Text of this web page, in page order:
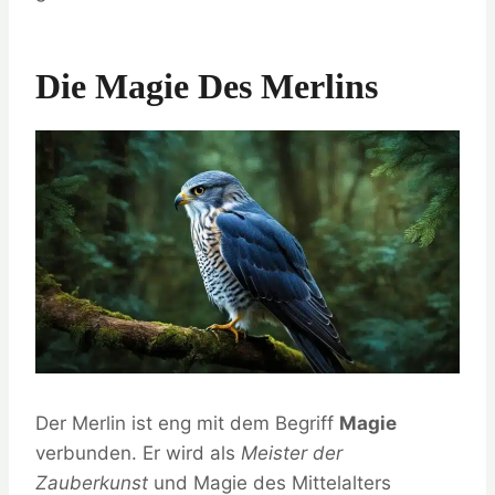
Die Magie Des Merlins
Der Merlin ist eng mit dem Begriff Magie
verbunden. Er wird als Meister der
Zauberkunst und Magie des Mittelalters